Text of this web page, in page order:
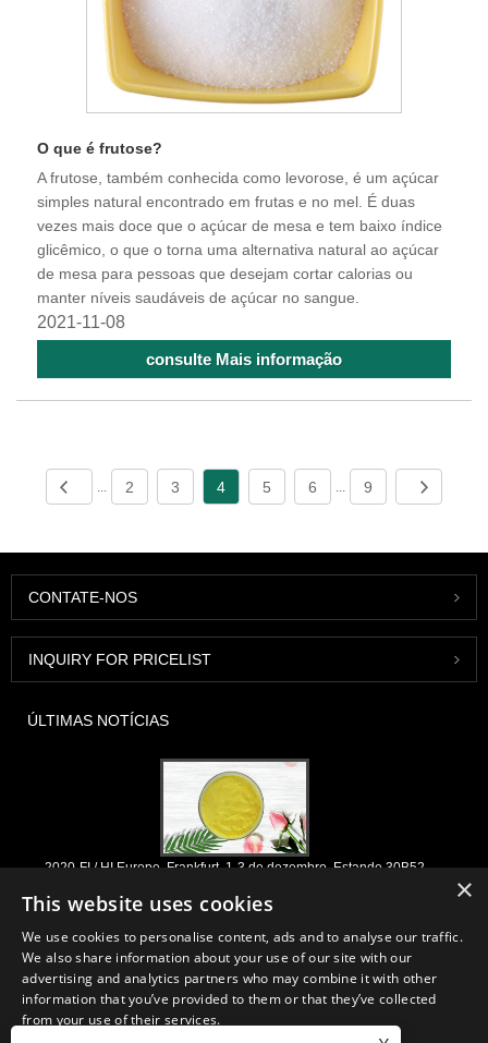
O que é frutose?
A frutose, também conhecida como levorose, é um açúcar
simples natural encontrado em frutas e no mel. É duas
vezes mais doce que o açúcar de mesa e tem baixo índice
glicêmico, o que o torna uma alternativa natural ao açúcar
de mesa para pessoas que desejam cortar calorias ou
manter níveis saudáveis ​​de açúcar no sangue.
2021-11-08
consulte Mais informação
2 3 4 5 6 9
CONTATE-NOS
INQUIRY FOR PRICELIST
ÚLTIMAS NOTÍCIAS
2020-FI / HI Europe, Frankfurt, 1-3 de dezembro, Estande 30B52
2021/03/30
Nós desenvolvemos, comercializamos e distribuímos os ingredientes e
produtos essenciais para nutracêuticos, suplementos e indústrias de
alimentos e bebidas funcionais a partir de fábricas primárias localizadas
na China, Japão e Coréia, onde temos muitos anos de experiência e
estamos muito bem estabelecidos. Nossa experiência e reputação em
sourcing beneficiam nossos parceiros em todo o mundo.
×
This website uses cookies
We use cookies to personalise content, ads and to analyse our traffic.
We also share information about your use of our site with our
advertising and analytics partners who may combine it with other
information that you’ve provided to them or that they’ve collected
from your use of their services.